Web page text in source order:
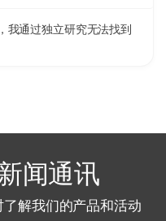
我通过独立研究无法找到
闻通讯
解我们的产品和活动